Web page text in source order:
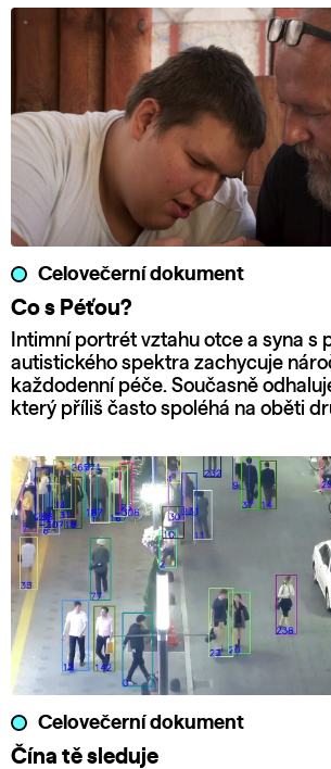
Celovečerní dokument
Co s Péťou?
Intimní portrét vztahu otce a syna s
autistického spektra zachycuje
každodenní péče. Současně
který příliš často spoléhá na oběti
Celovečerní dokument
Čína tě sleduje